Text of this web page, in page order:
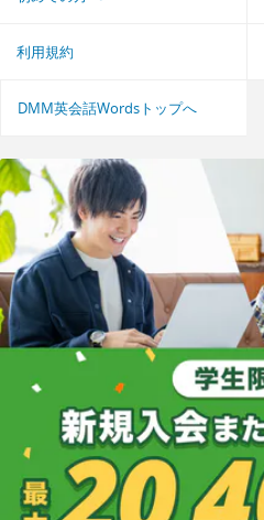
利用規約
DMM英会話Wordsトップへ